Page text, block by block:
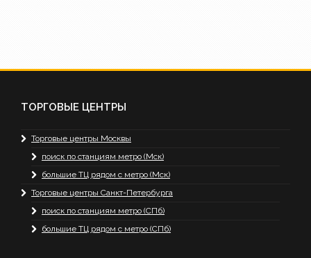
ТОРГОВЫЕ ЦЕНТРЫ
Торговые центры Москвы
поиск по станциям метро (Мск)
большие ТЦ рядом с метро (Мск)
Торговые центры Санкт-Петербурга
поиск по станциям метро (СПб)
большие ТЦ рядом с метро (СПб)